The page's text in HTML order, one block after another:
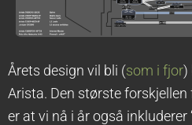
Årets design vil bli (som i fjor)
Arista. Den største
er at vi nå i år også inkluderer